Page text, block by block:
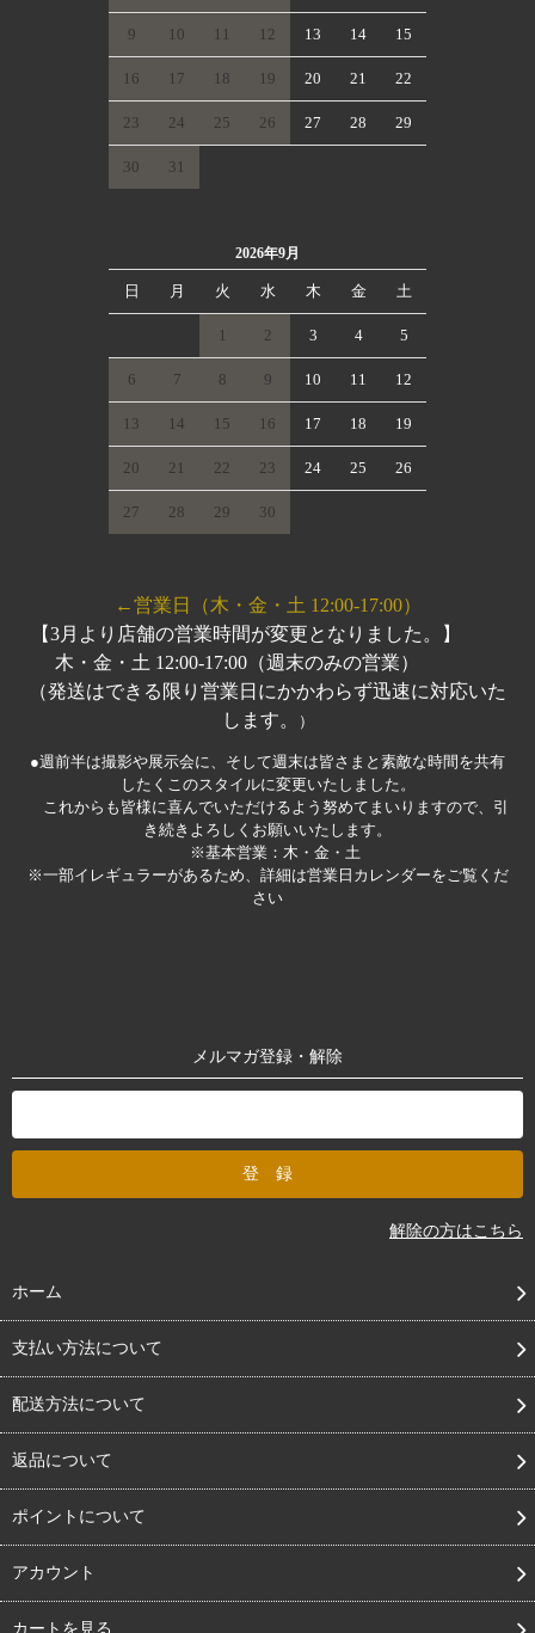
9 10 11 12 13 14 15
16 17 18 19 20 21 22
23 24 25 26 27 28 29
30 31
2026年9月
日 月 火 水 木 金 土
1 2 3 4 5
6 7 8 9 10 11 12
13 14 15 16 17 18 19
20 21 22 23 24 25 26
27 28 29 30
←営業日（木・金・土 12:00-17:00）
【3月より店舗の営業時間が変更となりました。】
木・金・土 12:00-17:00（週末のみの営業）
（発送はできる限り営業日にかかわらず迅速に対応いた
します。
）
●週前半は撮影や展示会に、そして週末は皆さまと素敵な時間を共有
したくこのスタイルに変更いたしました。
これからも皆様に喜んでいただけるよう努めてまいりますので、引
き続きよろしくお願いいたします。
※基本営業：木・金・土
※一部イレギュラーがあるため、詳細は営業日カレンダーをご覧くだ
さい
メルマガ登録・解除
解除の方はこちら
ホーム
支払い方法について
配送方法について
返品について
ポイントについて
アカウント
カートを見る